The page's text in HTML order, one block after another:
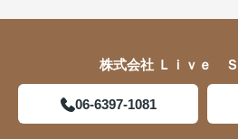
株式会社 Ｌｉｖｅ Ｓ
06-6397-1081